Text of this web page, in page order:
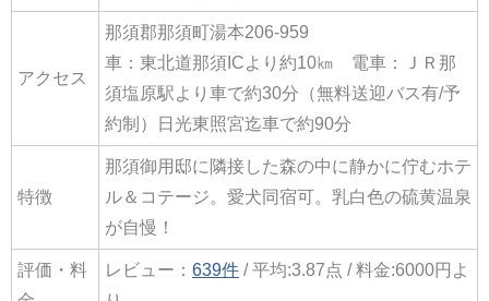
アクセス
那須郡那須町湯本206-959
車：東北道那須ICより約10㎞ 電車：ＪＲ那
須塩原駅より車で約30分（無料送迎バス有/予
約制）日光東照宮迄車で約90分
特徴
那須御用邸に隣接した森の中に静かに佇むホテ
ル＆コテージ。愛犬同宿可。乳白色の硫黄温泉
が自慢！
評価・料
レビュー： 639件/ 平均:3.87点 / 料金:6000円よ